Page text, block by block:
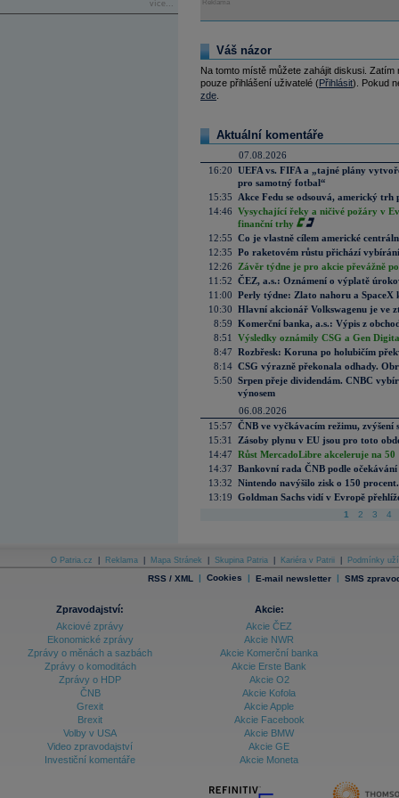
více... Reklama
Váš názor
Na tomto místě můžete zahájit diskusi.
pouze přihlášení uživatelé (Přihlásit). Pokud
zde
Aktuální komentáře
07.08.2026
16:20 UEFA vs. FIFA a „tajné plány
pro samotný fotbal“
15:35
Akce Fedu se odsouvá, americký
14:46 Vysychající řeky a ničivé požáry v
finanční trhy
12:55 Co je vlastně cílem americké
12:35 Po raketovém růstu přichází
12:26
Závěr týdne je pro akcie převážně
11:52 ČEZ, a.s.: Oznámení o výplatě
11:00 Perly týdne: Zlato nahoru a SpaceX
10:30 Hlavní akcionář Volkswagenu je ve
8:59 Komerční banka, a.s.: Výpis z
8:51
Výsledky oznámily CSG a Gen
8:47 Rozbřesk: Koruna po holubičím
8:14 CSG výrazně překonala odhady.
5:50 Srpen přeje dividendám. CNBC
výnosem
06.08.2026
15:57 ČNB ve vyčkávacím režimu, zvýšení
15:31
Zásoby plynu v EU jsou pro toto
14:47 Růst MercadoLibre akceleruje na
14:37 Bankovní rada ČNB podle
13:32 Nintendo navýšilo zisk o 150
13:19 Goldman Sachs vidí v Evropě
1 2 3 4
O Patria.cz Reklama Mapa Stránek Skupina Patria Kariéra v Patrii Podmínky
RSS / XML | Cookies | E-mail newsletter | SMS
Zpravodajství:
Akciové zprávy
Ekonomické zprávy
Zprávy o měnách a sazbách
Zprávy o komoditách
Zprávy o HDP
ČNB
Grexit
Brexit
Volby v USA
Video zpravodajství
Investiční komentáře
Akcie:
Akcie ČEZ
Akcie NWR
Akcie Komerční banka
Akcie Erste Bank
Akcie O2
Akcie Kofola
Akcie Apple
Akcie Facebook
Akcie BMW
Akcie GE
Akcie Moneta